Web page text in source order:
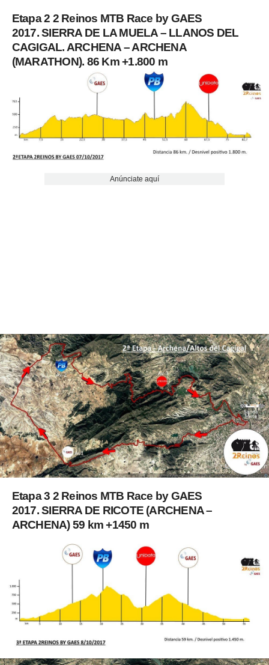
Etapa 2 2 Reinos MTB Race by GAES
2017. SIERRA DE LA MUELA – LLANOS DEL
CAGIGAL. ARCHENA – ARCHENA
(MARATHON). 86 Km +1.800 m
Anúnciate aquí
Etapa 3 2 Reinos MTB Race by GAES
2017. SIERRA DE RICOTE (ARCHENA –
ARCHENA) 59 km +1450 m